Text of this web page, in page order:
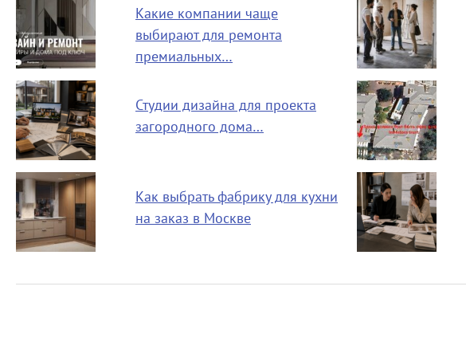
Какие компании чаще
выбирают для ремонта
премиальных…
Студии дизайна для проекта
загородного дома…
Как выбрать фабрику для кухни
на заказ в Москве